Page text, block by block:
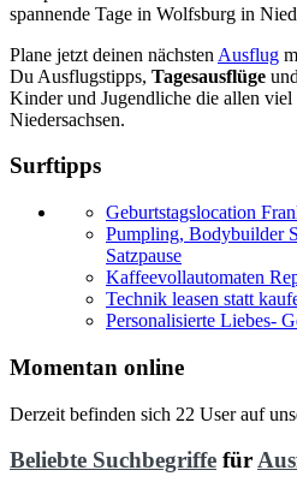
spannende Tage in Wolfsburg in
Plane jetzt deinen nächsten Ausflug
Du Ausflugstipps, Tagesausflüge und
Kinder und Jugendliche die allen
Niedersachsen.
Surftipps
Geburtstagslocation
Pumpling, Bodybuilder
Satzpause
Kaffeevollautomaten
Technik leasen statt
Personalisierte Liebes-
Momentan online
Derzeit befinden sich 22 User auf
Beliebte Suchbegriffe für